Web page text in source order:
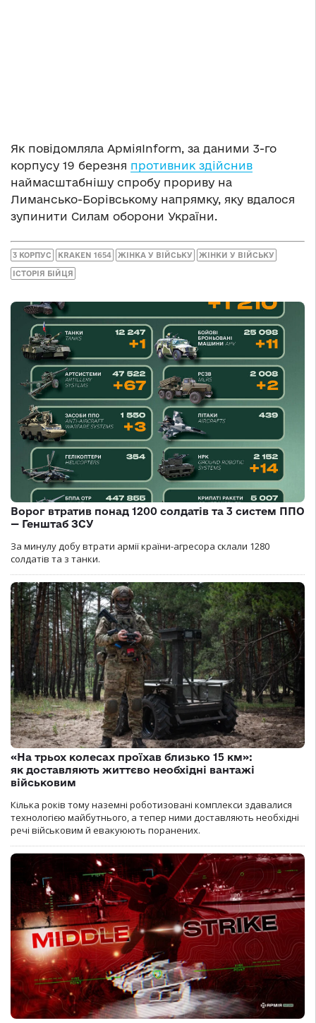
Як повідомляла АрміяInform, за даними 3-го
корпусу 19 березня противник здійснив
наймасштабнішу спробу прориву на
Лимансько-Борівському напрямку, яку вдалося
зупинити Силам оборони України.
3 КОРПУС KRAKEN 1654 ЖІНКА У ВІЙСЬКУ ЖІНКИ У ВІЙСЬКУ
ІСТОРІЯ БІЙЦЯ
Ворог втратив понад 1200 солдатів та 3 систем ППО
— Генштаб ЗСУ
За минулу добу втрати армії країни-агресора склали 1280
солдатів та з танки.
«На трьох колесах проїхав близько 15 км»:
як доставляють життєво необхідні вантажі
військовим
Кілька років тому наземні роботизовані комплекси здавалися
технологією майбутнього, а тепер ними доставляють необхідні
речі військовим й евакуюють поранених.